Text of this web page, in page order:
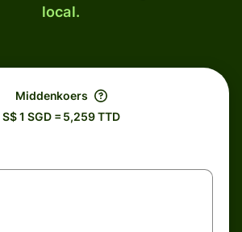
local.
Middenkoers
S$ 1 SGD = 5,259 TTD